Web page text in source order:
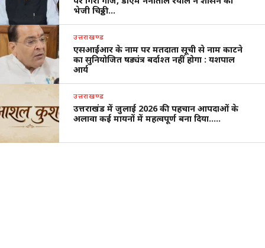
भेजी चिठ्ठी…
उत्तराखण्ड
एसआईआर के नाम पर मतदाता सूची से नाम काटने
का सुनियोजित षड्यंत्र बर्दाश्त नहीं होगा : यशपाल
आर्य
उत्तराखण्ड
उत्तराखंड में जुलाई 2026 की पहचान आपदाओं के
अलावा कई मायनों में महत्वपूर्ण बना दिया…..